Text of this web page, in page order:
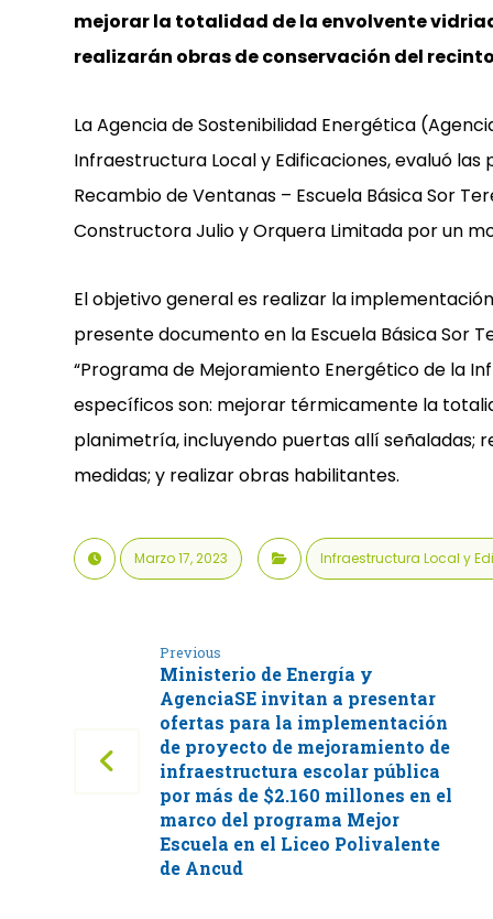
mejorar la totalidad de la envolvente
realizarán obras de conservación del
La Agencia de Sostenibilidad Energética
Infraestructura Local y Edificaciones, evaluó
Recambio de Ventanas – Escuela Básica Sor
Constructora Julio y Orquera Limitada por un
El objetivo general es realizar la
presente documento en la Escuela Básica Sor
“Programa de Mejoramiento Energético de la
específicos son: mejorar térmicamente la
planimetría, incluyendo puertas allí señaladas;
medidas; y realizar obras habilitantes.
Marzo 17, 2023 Infraestructura Local y
Previous
Ministerio de Energía y
AgenciaSE invitan a presentar
ofertas para la implementación
de proyecto de mejoramiento de
infraestructura escolar pública
por más de $2.160 millones en el
marco del programa Mejor
Escuela en el Liceo Polivalente
de Ancud